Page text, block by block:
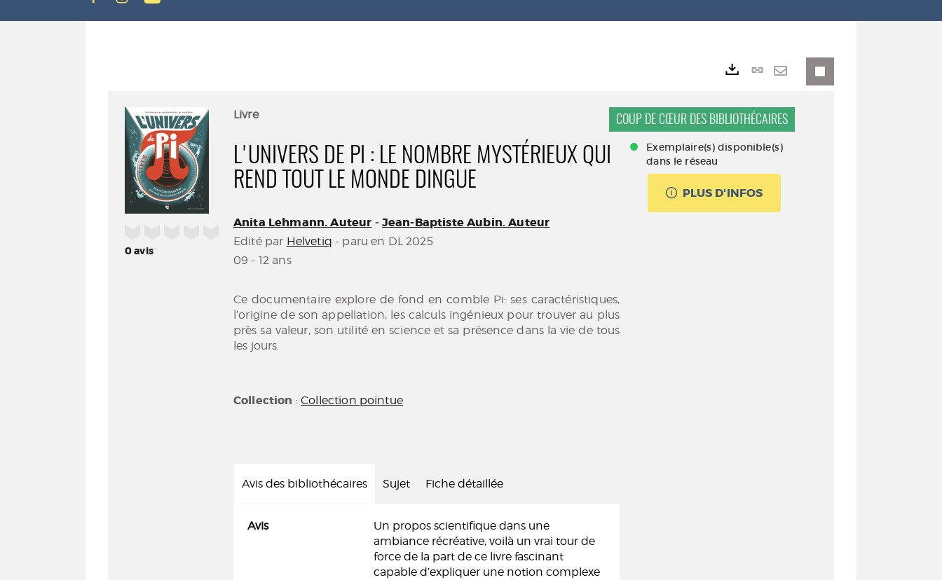
0avis
COUP DE CŒUR DES BIBLIOTHÉCAIRES
Livre
L'UNIVERS DE PI : LE NOMBRE MYSTÉRIEUX QUI
REND TOUT LE MONDE DINGUE
Anita Lehmann. Auteur - Jean-Baptiste Aubin. Auteur
Edité par Helvetiq - paru en DL 2025
09 - 12 ans
Ce documentaire explore de fond en comble Pi: ses caractéristiques,
l’origine de son appellation, les calculs ingénieux pour trouver au plus
près sa valeur, son utilité en science et sa présence dans la vie de tous
les jours.
Collection :Collection pointue
Avis des bibliothécaires Sujet Fiche détaillée
Avis
Un propos scientifique dans une
ambiance récréative, voilà un vrai tour de
force de la part de ce livre fascinant
capable d’expliquer une notion complexe
Lien
(Nouvelle
fenêtre)
par
mail
Exemplaire(s) disponible(s)
dans le réseau
PLUS D'INFOS